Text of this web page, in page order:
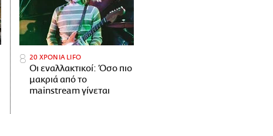
20 ΧΡΟΝΙΑ LIFO
Οι εναλλακτικοί: Όσο πιο
μακριά από το
mainstream γίνεται